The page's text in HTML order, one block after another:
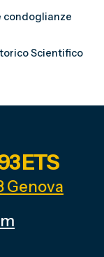
condoglianze
Scientifico
ETS
Genova